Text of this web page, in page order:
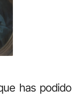
has podido